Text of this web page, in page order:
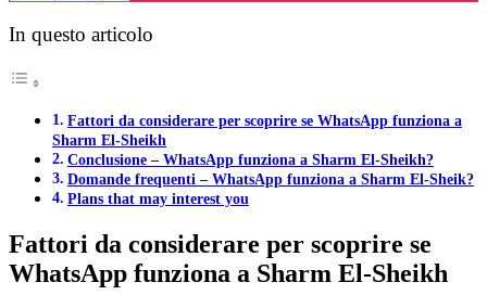
In questo articolo
Fattori da considerare per scoprire se WhatsApp funziona a
Sharm El-Sheikh
Conclusione – WhatsApp funziona a Sharm El-Sheikh?
Domande frequenti – WhatsApp funziona a Sharm El-Sheik?
Plans that may interest you
Fattori da considerare per scoprire se
WhatsApp funziona a Sharm El-Sheikh